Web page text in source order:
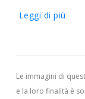
Leggi di più
Le immagini di
e la loro finalità è